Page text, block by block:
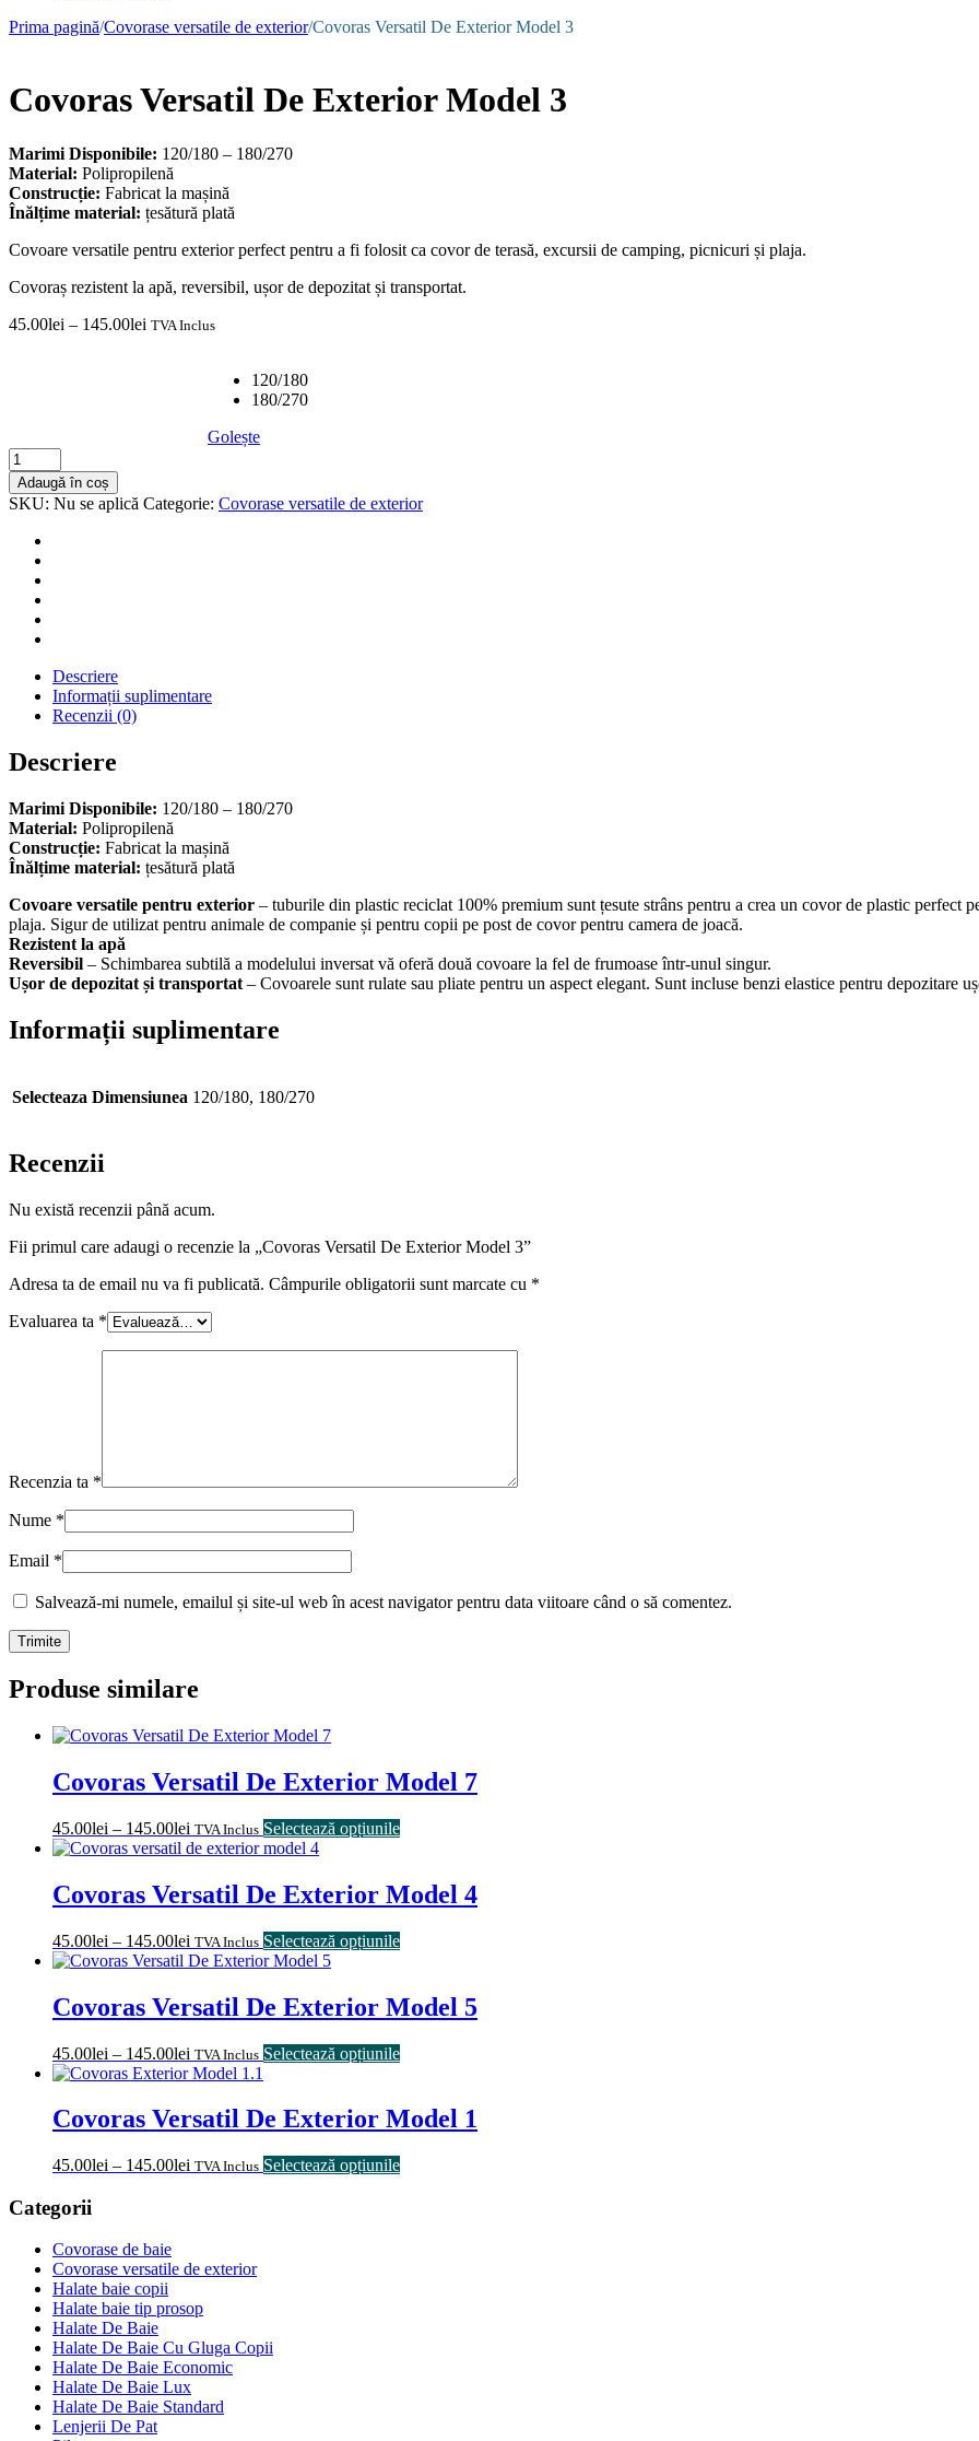
Prima pagină/Covorase versatile de exterior/Covoras Versatil De Exterior Model 3
Covoras Versatil De Exterior Model 3
Marimi Disponibile: 120/180 – 180/270
Material: Polipropilenă
Construcție: Fabricat la mașină
Înălțime material: țesătură plată
Covoare versatile pentru exterior perfect pentru a fi folosit ca covor de terasă, excursii de camping, picnicuri și plaja.
Covoraș rezistent la apă, reversibil, ușor de depozitat și transportat.
45.00lei – 145.00lei TVA Inclus
120/180
180/270
Golește
Cantitate
Covoras
Versatil
De
Exterior
Model
Adaugă în coș
SKU: Nu se aplică Categorie: Covorase versatile de exterior
Descriere
Informații suplimentare
Recenzii (0)
Descriere
Marimi Disponibile: 120/180 – 180/270
Material: Polipropilenă
Construcție: Fabricat la mașină
Înălțime material: țesătură plată
Covoare versatile pentru exterior – tuburile din plastic reciclat 100% premium sunt țesute strâns pentru a crea un covor de plastic perfect
plaja. Sigur de utilizat pentru animale de companie și pentru copii pe post de covor pentru camera de joacă.
Rezistent la apă
Reversibil – Schimbarea subtilă a modelului inversat vă oferă două covoare la fel de frumoase într-unul singur.
Ușor de depozitat și transportat – Covoarele sunt rulate sau pliate pentru un aspect elegant. Sunt incluse benzi elastice pentru depozitare
Informații suplimentare
Selecteaza Dimensiunea 120/180, 180/270
Recenzii
Nu există recenzii până acum.
Fii primul care adaugi o recenzie la „Covoras Versatil De Exterior Model 3”
Adresa ta de email nu va fi publicată. Câmpurile obligatorii sunt marcate cu *
Evaluarea ta *
Recenzia ta *
Nume *
Email *
Salvează-mi numele, emailul și site-ul web în acest navigator pentru data viitoare când o să comentez.
Produse similare
Covoras Versatil De Exterior Model 7
45.00lei – 145.00lei TVA Inclus Selectează opțiunile
Covoras Versatil De Exterior Model 4
45.00lei – 145.00lei TVA Inclus Selectează opțiunile
Covoras Versatil De Exterior Model 5
45.00lei – 145.00lei TVA Inclus Selectează opțiunile
Covoras Versatil De Exterior Model 1
45.00lei – 145.00lei TVA Inclus Selectează opțiunile
Categorii
Covorase de baie
Covorase versatile de exterior
Halate baie copii
Halate baie tip prosop
Halate De Baie
Halate De Baie Cu Gluga Copii
Halate De Baie Economic
Halate De Baie Lux
Halate De Baie Standard
Lenjerii De Pat